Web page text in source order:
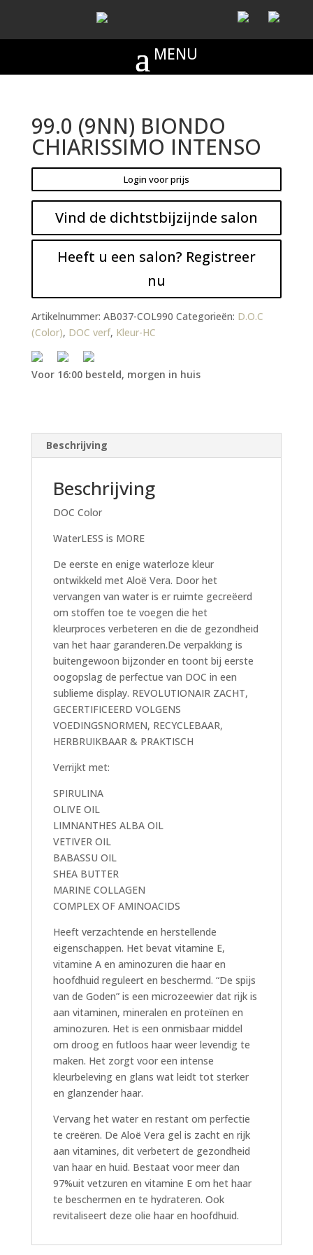
99.0 (9NN) BIONDO
CHIARISSIMO INTENSO
Login voor prijs
Vind de dichtstbijzijnde salon
Heeft u een salon? Registreer
nu
Artikelnummer: AB037-COL990 Categorieën: D.O.C
(Color), DOC verf, Kleur-HC
Voor 16:00 besteld, morgen in huis
Beschrijving
Beschrijving
DOC Color
WaterLESS is MORE
De eerste en enige waterloze kleur
ontwikkeld met Aloë Vera. Door het
vervangen van water is er ruimte gecreëerd
om stoffen toe te voegen die het
kleurproces verbeteren en die de gezondheid
van het haar garanderen.De verpakking is
buitengewoon bijzonder en toont bij eerste
oogopslag de perfectue van DOC in een
sublieme display. REVOLUTIONAIR ZACHT,
GECERTIFICEERD VOLGENS
VOEDINGSNORMEN, RECYCLEBAAR,
HERBRUIKBAAR & PRAKTISCH
Verrijkt met:
SPIRULINA
OLIVE OIL
LIMNANTHES ALBA OIL
VETIVER OIL
BABASSU OIL
SHEA BUTTER
MARINE COLLAGEN
COMPLEX OF AMINOACIDS
Heeft verzachtende en herstellende
eigenschappen. Het bevat vitamine E,
vitamine A en aminozuren die haar en
hoofdhuid reguleert en beschermd. “De spijs
van de Goden” is een microzeewier dat rijk is
aan vitaminen, mineralen en proteïnen en
aminozuren. Het is een onmisbaar middel
om droog en futloos haar weer levendig te
maken. Het zorgt voor een intense
kleurbeleving en glans wat leidt tot sterker
en glanzender haar.
Vervang het water en restant om perfectie
te creëren. De Aloë Vera gel is zacht en rijk
aan vitamines, dit verbetert de gezondheid
van haar en huid. Bestaat voor meer dan
97%uit vetzuren en vitamine E om het haar
te beschermen en te hydrateren. Ook
revitaliseert deze olie haar en hoofdhuid.